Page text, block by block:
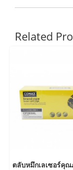
Related